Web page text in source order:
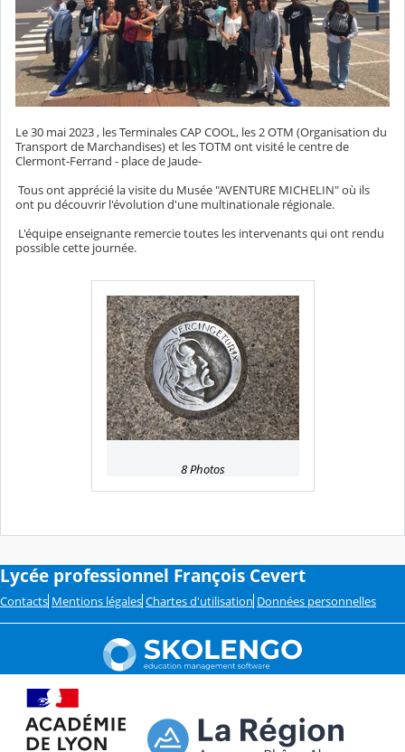
Le 30 mai 2023 , les Terminales CAP COOL, les 2 OTM (Organisation du
Transport de Marchandises) et les TOTM ont visité le centre de
Clermont-Ferrand - place de Jaude-
Tous ont apprécié la visite du Musée "AVENTURE MICHELIN" où ils
ont pu découvrir l'évolution d'une multinationale régionale.
L'équipe enseignante remercie toutes les intervenants qui ont rendu
possible cette journée.
8 Photos
Lycée professionnel François Cevert
Contacts Mentions légales Chartes d'utilisation Données personnelles